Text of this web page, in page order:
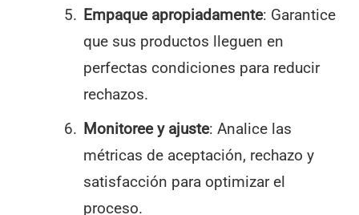
Empaque apropiadamente: Garantice
que sus productos lleguen en
perfectas condiciones para reducir
rechazos.
Monitoree y ajuste: Analice las
métricas de aceptación, rechazo y
satisfacción para optimizar el
proceso.